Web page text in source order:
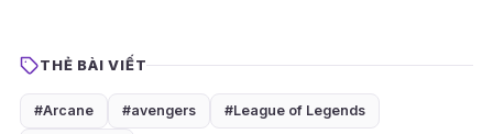
THẺ BÀI VIẾT
#Arcane #avengers #League of Legends